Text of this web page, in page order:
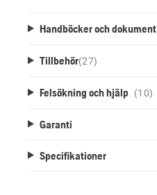
Handböcker och dokument
Tillbehör(27)
Felsökning och hjälp (10)
Garanti
Specifikationer